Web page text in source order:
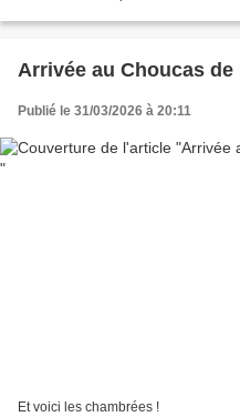
Arrivée au Choucas
Publié le 31/03/2026 à 20:11
Et voici les chambrées !